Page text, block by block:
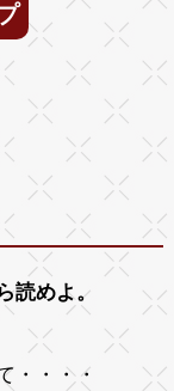
読めよ。
・・・・